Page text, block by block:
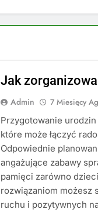
Jak
Admin 7 Miesięcy
Przygotowanie
które może łączyć
Odpowiednie
angażujące zabawy
pamięci zarówno
rozwiązaniom możesz
ruchu i pozytywnych